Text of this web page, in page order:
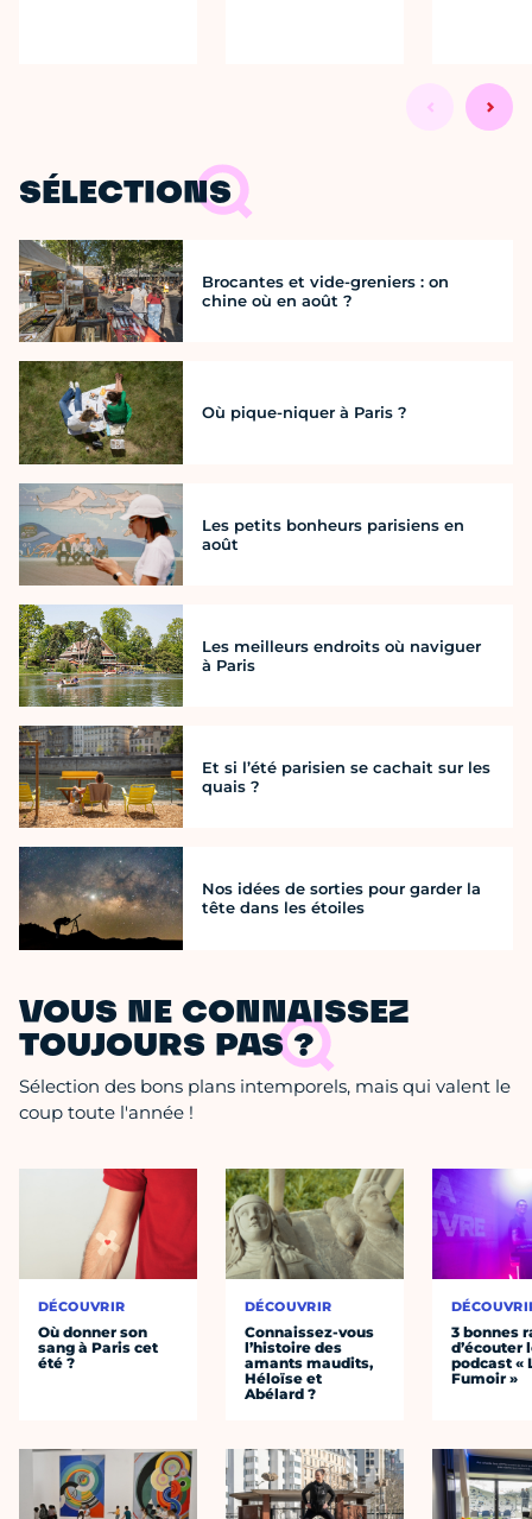
SÉLECTIONS
Brocantes et vide-greniers : on
chine où en août ?
Où pique-niquer à Paris ?
Les petits bonheurs parisiens en
août
Les meilleurs endroits où naviguer
à Paris
Et si l’été parisien se cachait sur les
quais ?
Nos idées de sorties pour garder la
tête dans les étoiles
VOUS NE CONNAISSEZ
TOUJOURS PAS ?
Sélection des bons plans intemporels, mais qui valent le
coup toute l'année !
DÉCOUVRIR
Où donner son
sang à Paris cet
été ?
DÉCOUVRIR
Connaissez-vous
l’histoire des
amants maudits,
Héloïse et
Abélard ?
3 bonnes
d’écouter
podcast «
Fumoir »